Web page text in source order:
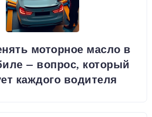
моторное масло в
– вопрос, который
каждого водителя